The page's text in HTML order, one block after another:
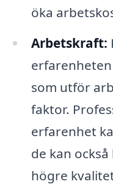
öka
Arbetskraft:
som utför
faktor.
erfarenhet
de kan
högre